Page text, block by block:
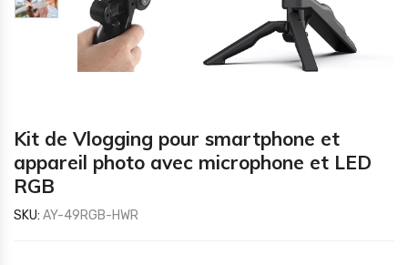
Kit de Vlogging pour smartphone et
appareil photo avec microphone et LED
RGB
SKU: AY-49RGB-HWR